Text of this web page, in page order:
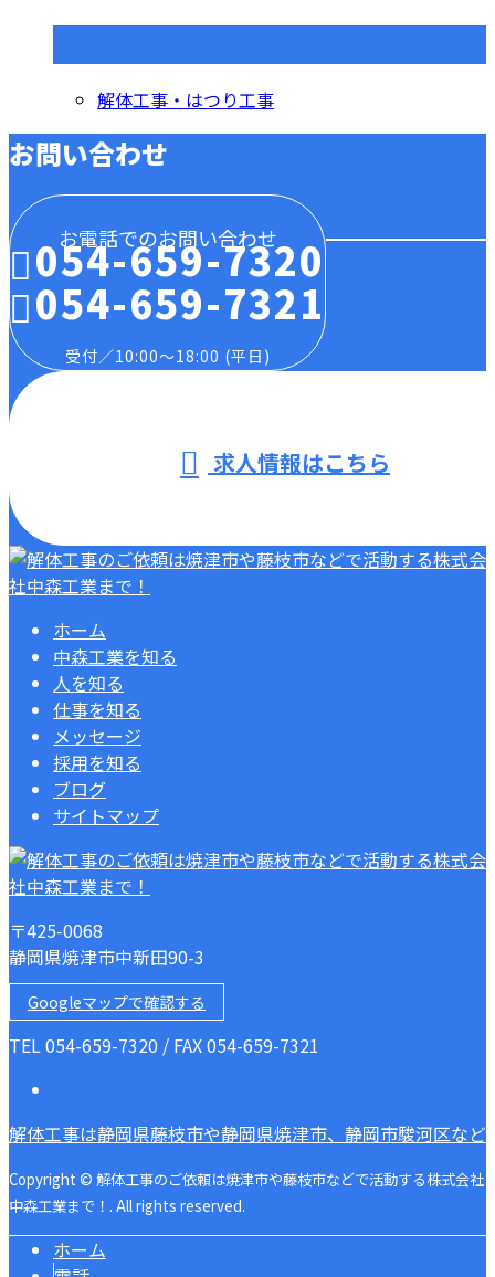
解体工事・はつり工事
お問い合わせ
お電話でのお問い合わせ
054-659-7320
054-659-7321
受付／10:00～18:00 (平日)
求人情報はこちら
ホーム
中森工業を知る
人を知る
仕事を知る
メッセージ
採用を知る
ブログ
サイトマップ
〒425-0068
静岡県焼津市中新田90-3
Googleマップで確認する
TEL 054-659-7320 / FAX 054-659-7321
解体工事は静岡県藤枝市や静岡県焼津市、静岡市駿河区な
Copyright © 解体工事のご依頼は焼津市や藤枝市などで活動する株式会社
中森工業まで！. All rights reserved.
ホーム